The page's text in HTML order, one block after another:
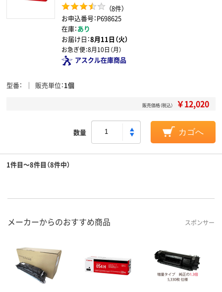
（8件）
お申込番号：P698625
在庫：あり
お届け日：8月11日（火）
お急ぎ便：8月10日（月）
アスクル在庫商品
型番 販売単位 1個
販売価格（税込） ￥12,020
数量 カゴへ
1件目～8件目（8件中）
メーカーからのおすすめ商品 スポンサー